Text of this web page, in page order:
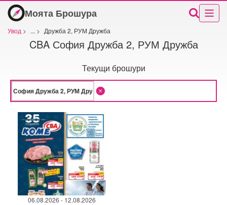
Моята Брошура
Увод > ... > Дружба 2, РУМ Дружба
CBA София Дружба 2, РУМ Дружба
Текущи брошури
06.08.2026 - 12.08.2026